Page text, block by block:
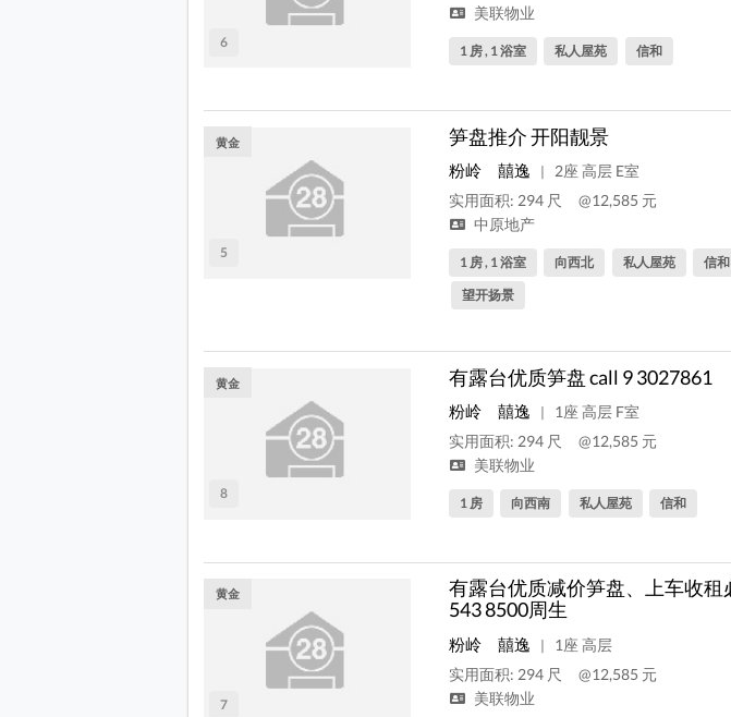
6
美联物业
1 房 , 1 浴室 私人屋苑 信和
5
黄金 笋盘推介 开阳靓景
粉岭 囍逸 |
2座 高层 E室
实用面积: 294 尺
@12,585 元
中原地产
1 房 , 1 浴室 向西北 私人屋苑
信和
望开扬景
8
黄金 有露台优质笋盘 call 9 3027861
粉岭 囍逸 |
1座 高层 F室
实用面积: 294 尺
@12,585 元
美联物业
1 房 向西南 私人屋苑 信和
7
黄金
有露台优质减价笋盘、上车收租
543 8500周生
粉岭 囍逸 |
1座 高层
实用面积: 294 尺
@12,585 元
美联物业